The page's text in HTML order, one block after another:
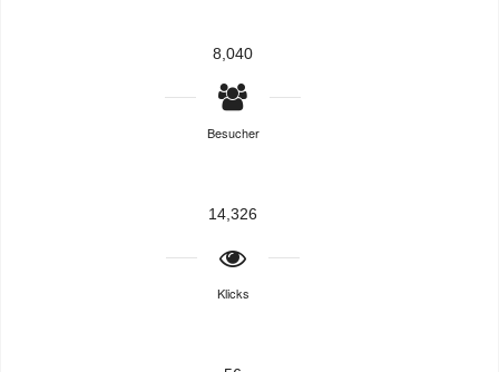
8,040
Besucher
14,326
Klicks